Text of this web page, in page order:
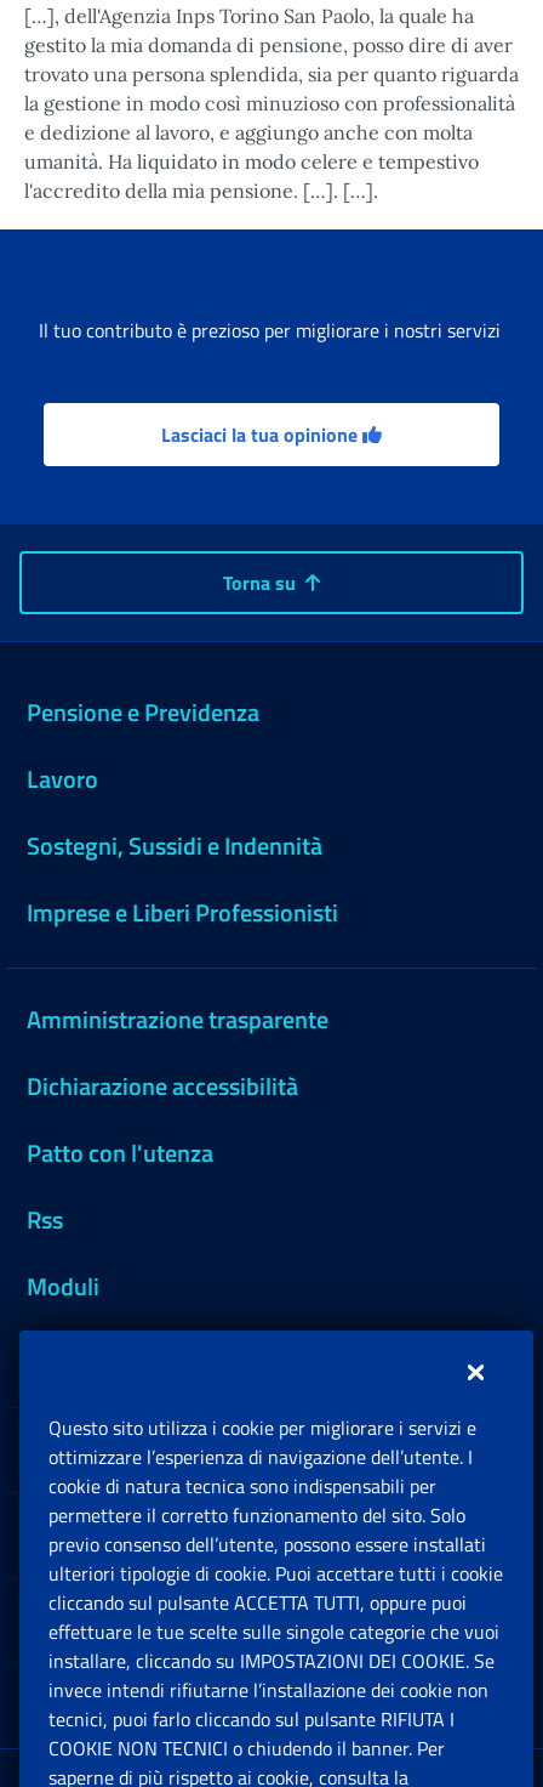
[…], dell'Agenzia Inps Torino San Paolo, la quale ha
gestito la mia domanda di pensione, posso dire di aver
trovato una persona splendida, sia per quanto riguarda
la gestione in modo così minuzioso con professionalità
e dedizione al lavoro, e aggiungo anche con molta
umanità. Ha liquidato in modo celere e tempestivo
l'accredito della mia pensione. […]. […].
Il tuo contributo è prezioso per migliorare i nostri servizi
Lasciaci la tua opinione
Torna su
Pensione e Previdenza
Lavoro
Sostegni, Sussidi e Indennità
Imprese e Liberi Professionisti
Amministrazione trasparente
Dichiarazione accessibilità
Patto con l'utenza
Rss
Moduli
Sedi e Contatti
Software
Note Legali
App mobile
Questo sito utilizza i cookie per migliorare i servizi e
ottimizzare l’esperienza di navigazione dell’utente. I
cookie di natura tecnica sono indispensabili per
permettere il corretto funzionamento del sito. Solo
previo consenso dell’utente, possono essere installati
ulteriori tipologie di cookie. Puoi accettare tutti i cookie
cliccando sul pulsante ACCETTA TUTTI, oppure puoi
effettuare le tue scelte sulle singole categorie che vuoi
installare, cliccando su IMPOSTAZIONI DEI COOKIE. Se
invece intendi rifiutarne l’installazione dei cookie non
tecnici, puoi farlo cliccando sul pulsante RIFIUTA I
COOKIE NON TECNICI o chiudendo il banner. Per
saperne di più rispetto ai cookie, consulta la